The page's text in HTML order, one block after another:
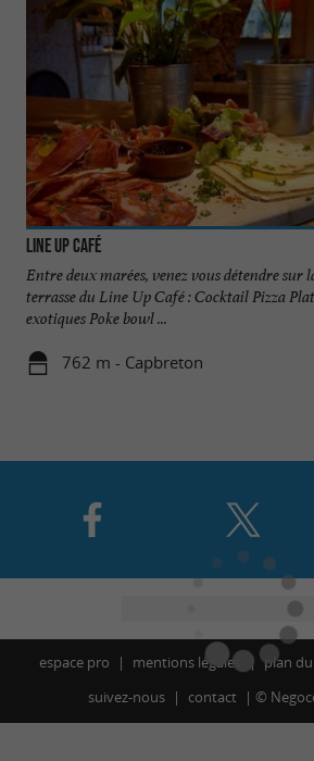
Line up Café
Entre deux marées, venez vous détendre sur
terrasse du Line Up Café : Cocktail Pizza
exotiques Poke bowl ...
762 m - Capbreton
espace pro mentions légales plan
suivez-nous
contact ©